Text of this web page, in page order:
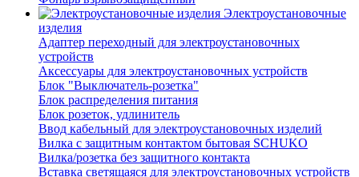
Электроустановочные
изделия
Адаптер переходный для электроустановочных
устройств
Аксессуары для электроустановочных устройств
Блок "Выключатель-розетка"
Блок распределения питания
Блок розеток, удлинитель
Ввод кабельный для электроустановочных изделий
Вилка с защитным контактом бытовая SCHUKO
Вилка/розетка без защитного контакта
Вставка светящаяся для электроустановочных устройств